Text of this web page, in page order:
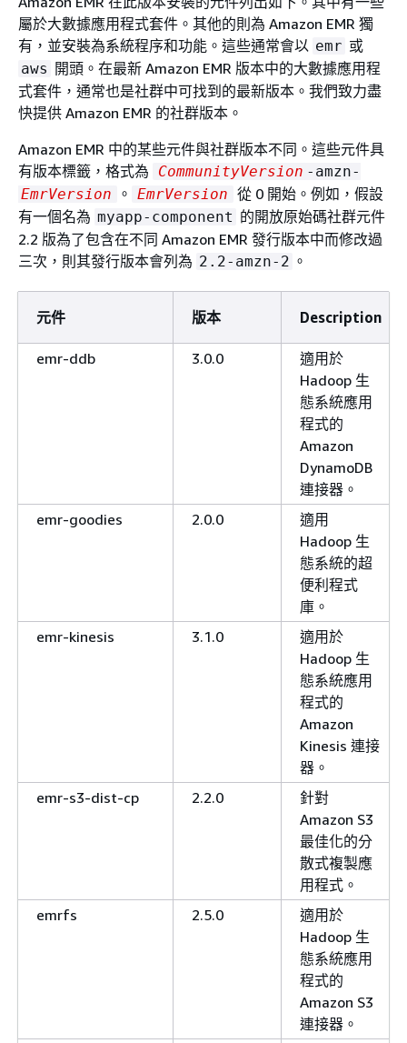
屬於大數據應用程式套件。其他的則為 Amazon EMR 獨
有，並安裝為系統程序和功能。這些通常會以 emr 或
aws 開頭。在最新 Amazon EMR 版本中的大數據應用程
式套件，通常也是社群中可找到的最新版本。我們致力盡
快提供 Amazon EMR 的社群版本。
Amazon EMR 中的某些元件與社群版本不同。這些元件具
有版本標籤，格式為
CommunityVersion -amzn-
EmrVersion
。 EmrVersion 從 0 開始。例如，假設
有一個名為 myapp-component 的開放原始碼社群元件
2.2 版為了包含在不同 Amazon EMR 發行版本中而修改過
三次，則其發行版本會列為 2.2-amzn-2 。
元件 版本 Description
emr-ddb 3.0.0
適用於
Hadoop 生
態系統應用
程式的
Amazon
DynamoDB
連接器。
emr-goodies
2.0.0
適用
Hadoop 生
態系統的超
便利程式
庫。
emr-kinesis
3.1.0
適用於
Hadoop 生
態系統應用
程式的
Amazon
Kinesis 連接
器。
emr-s3-dist-cp
2.2.0
針對
Amazon S3
最佳化的分
散式複製應
用程式。
emrfs
2.5.0
適用於
Hadoop 生
態系統應用
程式的
Amazon S3
連接器。